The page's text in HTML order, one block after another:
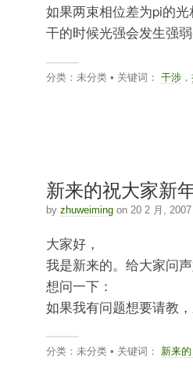
如果两束相位差为pi的
干的时候光强会发生强
分类：未分类 • 关键词： 干涉，
新来的祝大家新
by zhuweimingon 20 2 月, 2007
大家好，
我是新来的。给大家问声
想问一下：
如果我有问题想要请教
分类：未分类 • 关键词： 新来